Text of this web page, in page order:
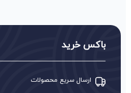
باکس خرید
ارسال سریع محصولات